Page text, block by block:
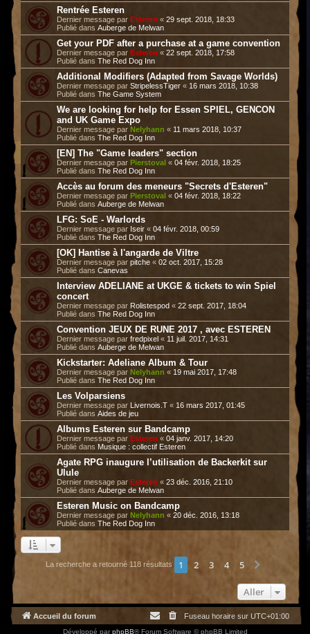
Rentrée Esteren
Dernier message par Esteren « 29 sept. 2018, 18:33
Publié dans Auberge de Melwan
Get your PDF after a purchase at a game convention
Dernier message par Esteren « 22 sept. 2018, 17:58
Publié dans The Red Dog Inn
Additional Modifiers (Adapted from Savage Worlds)
Dernier message par StripelessTiger « 16 mars 2018, 10:38
Publié dans The Game System
We are looking for help for Essen SPIEL, GENCON
and UK Game Expo
Dernier message par Nelyhann « 11 mars 2018, 10:37
Publié dans The Red Dog Inn
[EN] The "Game leaders" section
Dernier message par Pierstoval « 04 févr. 2018, 18:25
Publié dans The Red Dog Inn
Accès au forum des meneurs "Secrets d'Esteren"
Dernier message par Pierstoval « 04 févr. 2018, 18:22
Publié dans Auberge de Melwan
LFG: SoE - Warlords
Dernier message par Iseir « 04 févr. 2018, 00:59
Publié dans The Red Dog Inn
[OK] Hantise à l'angarde de Viltre
Dernier message par pitche « 02 oct. 2017, 15:28
Publié dans Canevas
Interview ADELIANE at UKGE & tickets to win Spiel
concert
Dernier message par Rolistespod « 22 sept. 2017, 18:04
Publié dans The Red Dog Inn
Convention JEUX DE RUNE 2017 , avec ESTEREN
Dernier message par fredpixel « 11 juil. 2017, 14:31
Publié dans Auberge de Melwan
Kickstarter: Adeliane Album & Tour
Dernier message par Nelyhann « 19 mai 2017, 17:48
Publié dans The Red Dog Inn
Les Volparsiens
Dernier message par Livernois.T « 16 mars 2017, 01:45
Publié dans Aides de jeu
Albums Esteren sur Bandcamp
Dernier message par Esteren « 04 janv. 2017, 14:20
Publié dans Musique : collectif Esteren
Agate RPG inaugure l’utilisation de Backerkit sur
Ulule
Dernier message par Esteren « 23 déc. 2016, 21:10
Publié dans Auberge de Melwan
Esteren Music on Bandcamp
Dernier message par Nelyhann « 20 déc. 2016, 13:18
Publié dans The Red Dog Inn
La recherche a retourné 118 résultats 1 2 3 4 5
Aller
Accueil du forum Fuseau horaire sur UTC+01:00
Développé par phpBB® Forum Software © phpBB Limited